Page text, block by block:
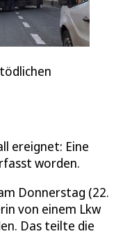
ereignet: Eine
worden.
Donnerstag (22.
von einem Lkw
Das teilte die